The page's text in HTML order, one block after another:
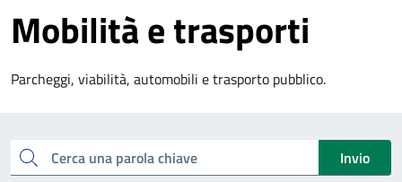
Mobilità e trasporti
Parcheggi, viabilità, automobili e trasporto pubblico.
Cerca una parola chiave
Invio